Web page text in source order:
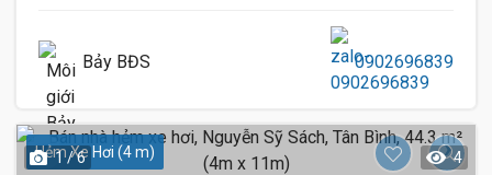
Bảy BĐS 0902696839
Hẻm Xe Hơi (4 m)
1 / 6 4